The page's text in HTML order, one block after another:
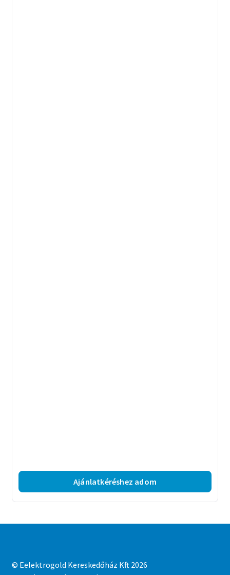
Ajánlatkéréshez adom
© Eelektrogold Kereskedőház Kft 2026